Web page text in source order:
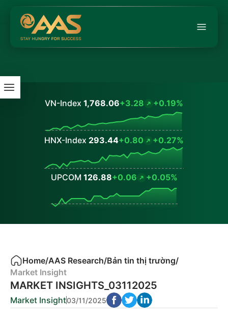
VN-Index 1,768.06+3.28 +0.19%
HNX-Index 293.44+0.80 +0.27%
UPCOM 126.88+0.06 +0.05%
Home/AAS Research/Bản tin thị trường/
Market Insight
MARKET INSIGHTS_03112025
Market Insight03/11/2025